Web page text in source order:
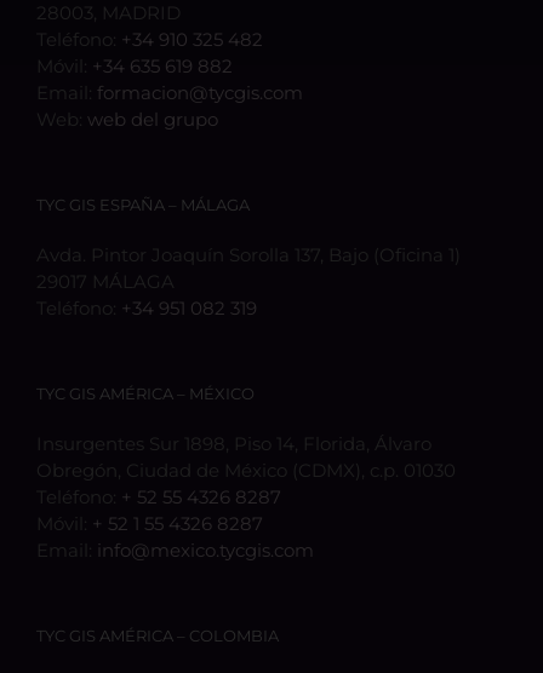
28003, MADRID
Teléfono: +34 910 325 482
Móvil: +34 635 619 882
Email: formacion@tycgis.com
Web: web del grupo
TYC GIS ESPAÑA – MÁLAGA
Avda. Pintor Joaquín Sorolla 137, Bajo (Oficina 1)
29017 MÁLAGA
Teléfono: +34 951 082 319
TYC GIS AMÉRICA – MÉXICO
Insurgentes Sur 1898, Piso 14, Florida, Álvaro
Obregón, Ciudad de México (CDMX), c.p. 01030
Teléfono: + 52 55 4326 8287
Móvil: + 52 1 55 4326 8287
Email: info@mexico.tycgis.com
TYC GIS AMÉRICA – COLOMBIA